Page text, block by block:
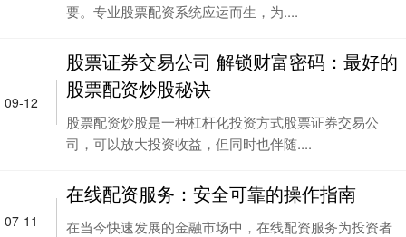
要。专业股票配资系统应运而生，为....
09-12
股票证券交易公司 解锁财富密码：最好的
股票配资炒股秘诀
股票配资炒股是一种杠杆化投资方式股票证券交易公
司，可以放大投资收益，但同时也伴随....
07-11
在线配资服务：安全可靠的操作指南
在当今快速发展的金融市场中，在线配资服务为投资者